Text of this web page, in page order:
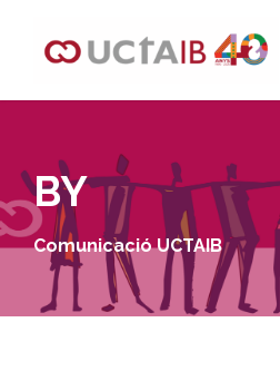
BY
Comunicació UCTAIB